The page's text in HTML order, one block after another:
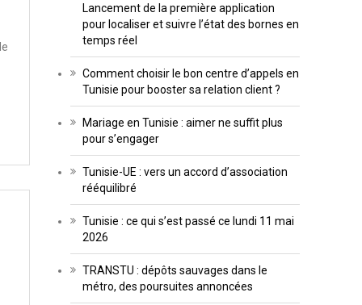
Lancement de la première application
pour localiser et suivre l’état des bornes en
temps réel
Comment choisir le bon centre d’appels en
Tunisie pour booster sa relation client ?
Mariage en Tunisie : aimer ne suffit plus
pour s’engager
Tunisie-UE : vers un accord d’association
rééquilibré
Tunisie : ce qui s’est passé ce lundi 11 mai
2026
TRANSTU : dépôts sauvages dans le
métro, des poursuites annoncées